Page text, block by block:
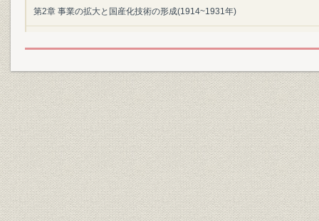
第2章 事業の拡大と国産化技術の形成(1914~1931年)
第2節 事業の拡大と日本電気の発展戦略
第3節 関東大震災と震災後の経営
第4節 技術開発と技術者
第5節 経営状況の推移
第3章 経営体制の革新と新分野への進出(1932~1937年)
第1節 世界恐慌からの回復